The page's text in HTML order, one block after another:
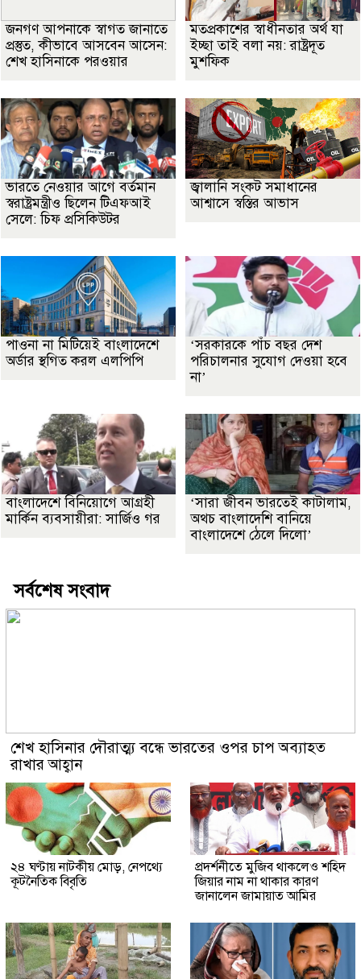
জনগণ আপনাকে স্বাগত জানাতে
প্রস্তুত, কীভাবে আসবেন আসেন:
শেখ হাসিনাকে পরওয়ার
মতপ্রকাশের স্বাধীনতার অর্থ যা
ইচ্ছা তাই বলা নয়: রাষ্ট্রদূত
মুশফিক
ভারতে নেওয়ার আগে বর্তমান
স্বরাষ্ট্রমন্ত্রীও ছিলেন টিএফআই
সেলে: চিফ প্রসিকিউটর
জ্বালানি সংকট সমাধানের
আশ্বাসে স্বস্তির আভাস
পাওনা না মিটিয়েই বাংলাদেশে
অর্ডার স্থগিত করল এলপিপি
‘সরকারকে পাঁচ বছর দেশ
পরিচালনার সুযোগ দেওয়া হবে
না’
বাংলাদেশে বিনিয়োগে আগ্রহী
মার্কিন ব্যবসায়ীরা: সার্জিও গর
‘সারা জীবন ভারতেই কাটালাম,
অথচ বাংলাদেশি বানিয়ে
বাংলাদেশে ঠেলে দিলো’
সর্বশেষ সংবাদ
শেখ হাসিনার দৌরাত্ম্য বন্ধে ভারতের ওপর চাপ অব্যাহত
রাখার আহ্বান
২৪ ঘণ্টায় নাটকীয় মোড়, নেপথ্যে
কূটনৈতিক বিবৃতি
প্রদর্শনীতে মুজিব থাকলেও শহিদ
জিয়ার নাম না থাকার কারণ
জানালেন জামায়াত আমির